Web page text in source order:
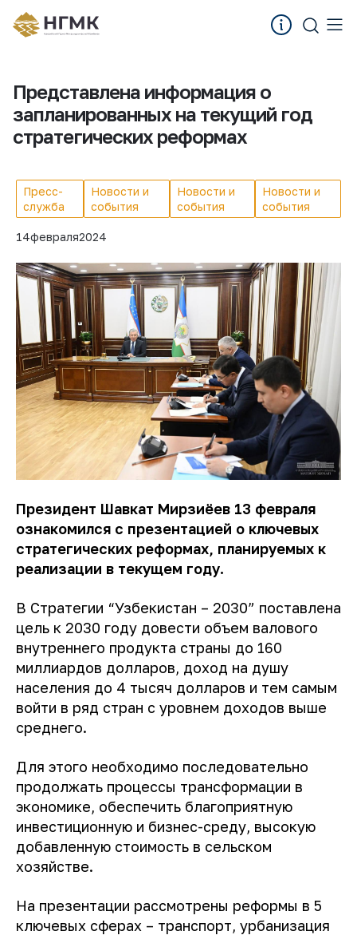
Представлена информация о
запланированных на текущий год
стратегических реформах
Пресс-
служба
Новости и
события
Новости и
события
Новости и
события
14февраля2024
Президент Шавкат Мирзиёев 13 февраля
ознакомился с презентацией о ключевых
стратегических реформах, планируемых к
реализации в текущем году.
В Стратегии “Узбекистан – 2030” поставлена
цель к 2030 году довести объем валового
внутреннего продукта страны до 160
миллиардов долларов, доход на душу
населения до 4 тысяч долларов и тем самым
войти в ряд стран с уровнем доходов выше
среднего.
Для этого необходимо последовательно
продолжать процессы трансформации в
экономике, обеспечить благоприятную
инвестиционную и бизнес-среду, высокую
добавленную стоимость в сельском
хозяйстве.
На презентации рассмотрены реформы в 5
ключевых сферах – транспорт, урбанизация